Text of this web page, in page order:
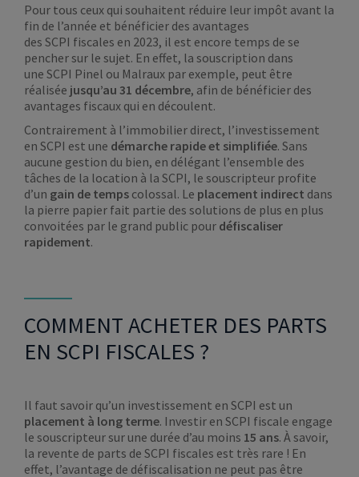
Pour tous ceux qui souhaitent réduire leur impôt avant la
fin de l’année et bénéficier des avantages
des SCPI fiscales en 2023, il est encore temps de se
pencher sur le sujet. En effet, la souscription dans
une SCPI Pinel ou Malraux par exemple, peut être
réalisée jusqu’au 31 décembre, afin de bénéficier des
avantages fiscaux qui en découlent.
Contrairement à l’immobilier direct, l’investissement
en SCPI est une démarche rapide et simplifiée. Sans
aucune gestion du bien, en délégant l’ensemble des
tâches de la location à la SCPI, le souscripteur profite
d’un gain de temps colossal. Le placement indirect dans
la pierre papier fait partie des solutions de plus en plus
convoitées par le grand public pour défiscaliser
rapidement.
COMMENT ACHETER DES PARTS
EN SCPI FISCALES ?
Il faut savoir qu’un investissement en SCPI est un
placement à long terme. Investir en SCPI fiscale engage
le souscripteur sur une durée d’au moins 15 ans. À savoir,
la revente de parts de SCPI fiscales est très rare ! En
effet, l’avantage de défiscalisation ne peut pas être